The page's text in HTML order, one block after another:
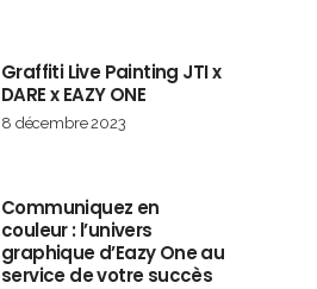
Graffiti Live Painting JTI x
DARE x EAZY ONE
8 décembre 2023
Communiquez en
couleur : l’univers
graphique d’Eazy One au
service de votre succès